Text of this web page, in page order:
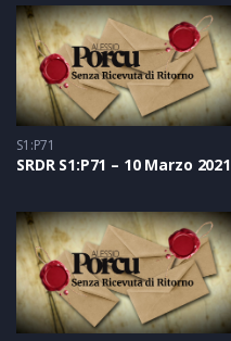
S1:P71
SRDR S1:P71 – 10 Marzo 2021